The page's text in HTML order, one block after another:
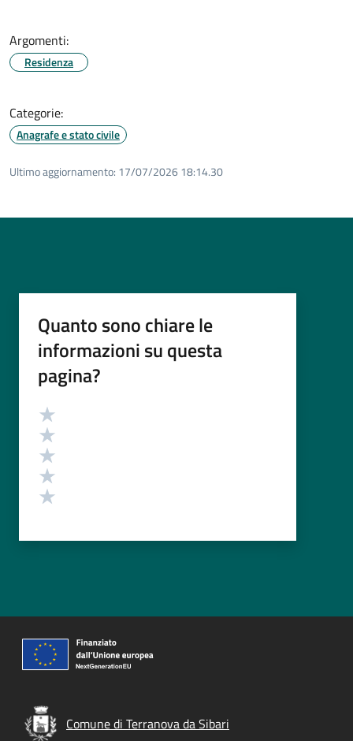
Argomenti:
Residenza
Categorie:
Anagrafe e stato civile
Ultimo aggiornamento: 17/07/2026 18:14.30
Quanto sono chiare le
informazioni su questa
pagina?
Valutazione
Comune di Terranova da Sibari